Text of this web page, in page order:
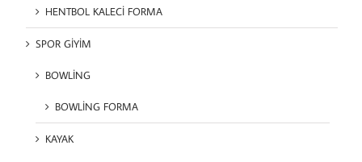
HENTBOL KALECİ FORMA
SPOR GİYİM
BOWLİNG
BOWLİNG FORMA
KAYAK